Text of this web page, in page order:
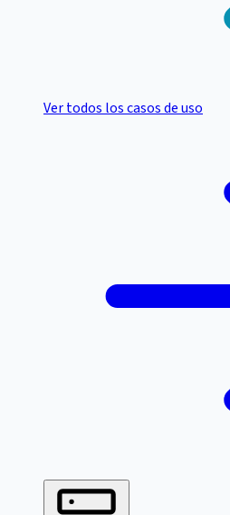
Ver todos los casos de uso